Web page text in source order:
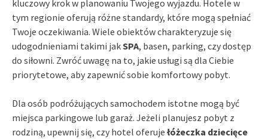
kluczowy krok w planowaniu Twojego wyjazdu. Hotele w
tym regionie oferują różne standardy, które mogą spełniać
Twoje oczekiwania. Wiele obiektów charakteryzuje się
udogodnieniami takimi jakSPA, basen, parking, czy dostęp
do siłowni. Zwróć uwagę na to, jakie usługi są dla Ciebie
priorytetowe, aby zapewnić sobie komfortowy pobyt.
Dla osób podróżujących samochodem istotne mogą być
miejsca parkingowe lub garaż. Jeżeli planujesz pobyt z
rodziną, upewnij się, czy hotel oferuje łóżeczka dziecięce